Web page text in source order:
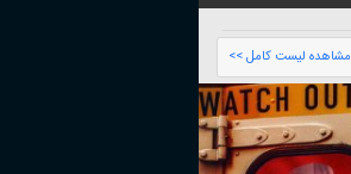
مشاهده لیست کامل >>